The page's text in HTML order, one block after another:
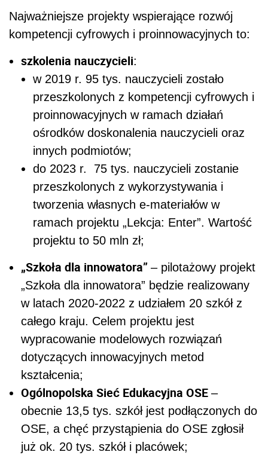
Najważniejsze projekty wspierające rozwój
kompetencji cyfrowych i proinnowacyjnych to:
szkolenia nauczycieli:
w 2019 r. 95 tys. nauczycieli zostało
przeszkolonych z kompetencji cyfrowych i
proinnowacyjnych w ramach działań
ośrodków doskonalenia nauczycieli oraz
innych podmiotów;
do 2023 r. 75 tys. nauczycieli zostanie
przeszkolonych z wykorzystywania i
tworzenia własnych e-materiałów w
ramach projektu „Lekcja: Enter”. Wartość
projektu to 50 mln zł;
„Szkoła dla innowatora” – pilotażowy projekt
„Szkoła dla innowatora” będzie realizowany
w latach 2020-2022 z udziałem 20 szkół z
całego kraju. Celem projektu jest
wypracowanie modelowych rozwiązań
dotyczących innowacyjnych metod
kształcenia;
Ogólnopolska Sieć Edukacyjna OSE –
obecnie 13,5 tys. szkół jest podłączonych do
OSE, a chęć przystąpienia do OSE zgłosił
już ok. 20 tys. szkół i placówek;